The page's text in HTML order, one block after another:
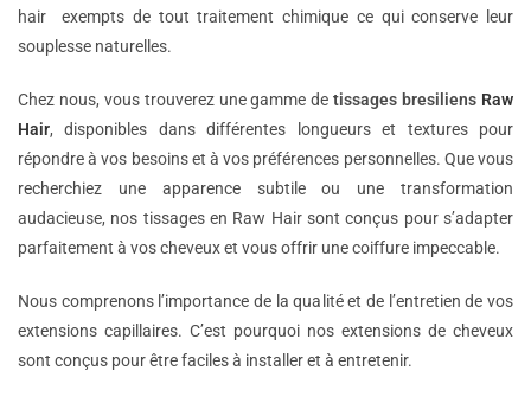
hair exempts de tout traitement chimique ce qui conserve leur
souplesse naturelles.
Chez nous, vous trouverez une gamme detissages bresiliens Raw
Hair, disponibles dans différentes longueurs et textures pour
répondre à vos besoins et à vos préférences personnelles. Que vous
recherchiez une apparence subtile ou une transformation
audacieuse, nos tissages en Raw Hair sont conçus pour s’adapter
parfaitement à vos cheveux et vous offrir une coiffure impeccable.
Nous comprenons l’importance de la qualité et de l’entretien de vos
extensions capillaires. C’est pourquoi nos extensions de cheveux
sont conçus pour être faciles à installer et à entretenir.